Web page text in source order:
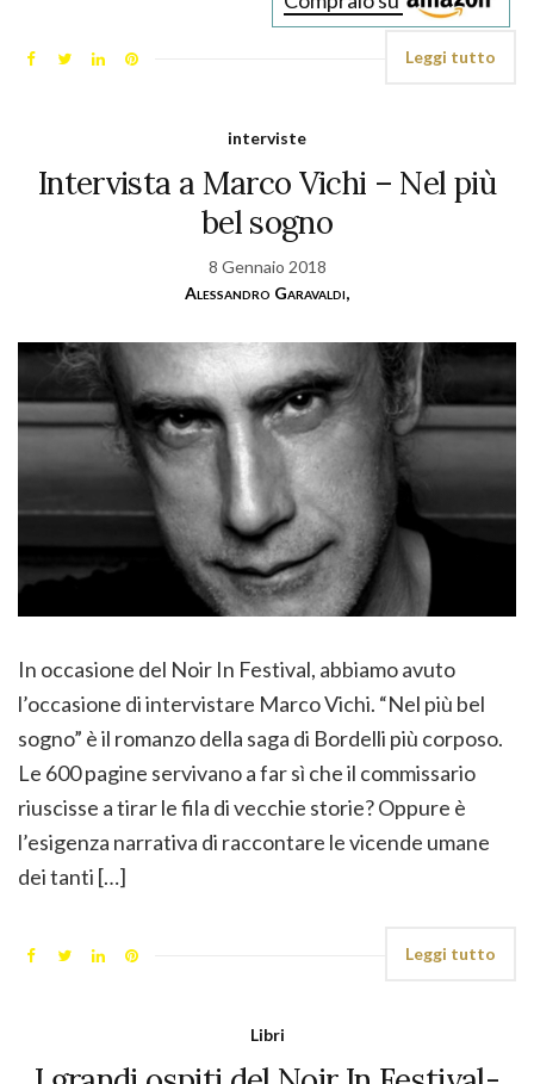
Leggi tutto
interviste
Intervista a Marco Vichi – Nel più
bel sogno
8 Gennaio 2018
Alessandro Garavaldi,
In occasione del Noir In Festival, abbiamo avuto
l’occasione di intervistare Marco Vichi. “Nel più bel
sogno” è il romanzo della saga di Bordelli più corposo.
Le 600 pagine servivano a far sì che il commissario
riuscisse a tirar le fila di vecchie storie? Oppure è
l’esigenza narrativa di raccontare le vicende umane
dei tanti […]
Leggi tutto
Libri